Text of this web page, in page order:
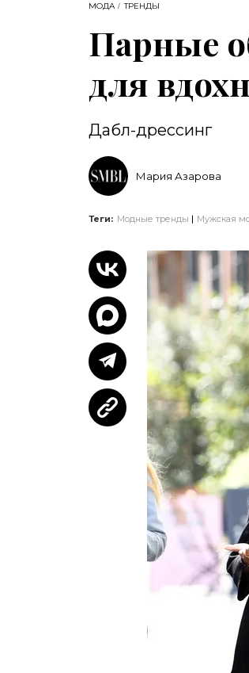
МОДА ТРЕНДЫ
Парные
для
Дабл-дрессинг
Мария Азарова
Теги: Модные тренды Мужская